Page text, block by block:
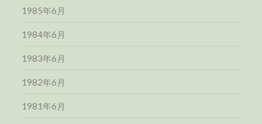
1985年6月
1984年6月
1983年6月
1982年6月
1981年6月